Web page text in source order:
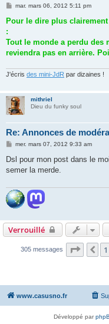
M
s
g
mar. mars 06, 2012 5:11 pm
Pour le dire plus
:
Tout le monde a perdu des
reviendra pas en arrière.
J'écris des mini-JdR par dizaines !
mithriel
Dieu du funky soul
Re: Annonces de
M
s
a
mer. mars 07, 2012 9:33 am
Dsl pour mon post dans le
semer la merde.
Verrouillé
305 messages Page 171
www.casusno.fr
Développé par